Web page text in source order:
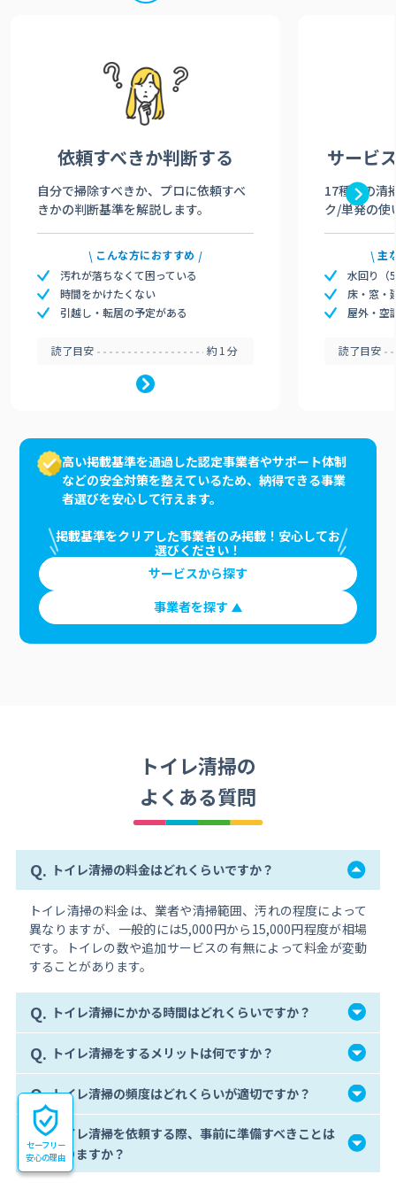
依頼すべきか判断する
自分で掃除すべきか、プロに依頼すべ
きかの判断基準を解説します。
こんな方におすすめ
汚れが落ちなくて困っている
時間をかけたくない
引越し・転居の予定がある
読了目安 約1分
サービ
17種類の清
ク/単発の使
主
水回り（
床・窓・
屋外・空
読了目安
高い掲載基準を通過した認定事業者やサポート体制
などの安全対策を整えているため、納得できる事業
者選びを安心して行えます。
掲載基準をクリアした事業者のみ掲載！安心してお
選びください！
サービスから探す
事業者を探す
トイレ清掃の
よくある質問
Q. トイレ清掃の料金はどれくらいですか？
トイレ清掃の料金は、業者や清掃範囲、汚れの程度によって
異なりますが、一般的には5,000円から15,000円程度が相場
です。トイレの数や追加サービスの有無によって料金が変動
することがあります。
Q. トイレ清掃にかかる時間はどれくらいですか？
Q. トイレ清掃をするメリットは何ですか？
Q. トイレ清掃の頻度はどれくらいが適切ですか？
Q. トイレ清掃を依頼する際、事前に準備すべきことは
ありますか？
セーフリー
安心の理由